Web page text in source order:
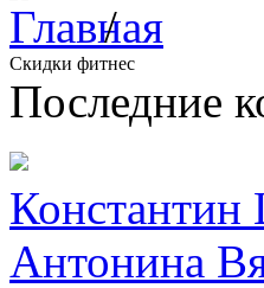
/
Скидки фитнес
Последние
Антонина